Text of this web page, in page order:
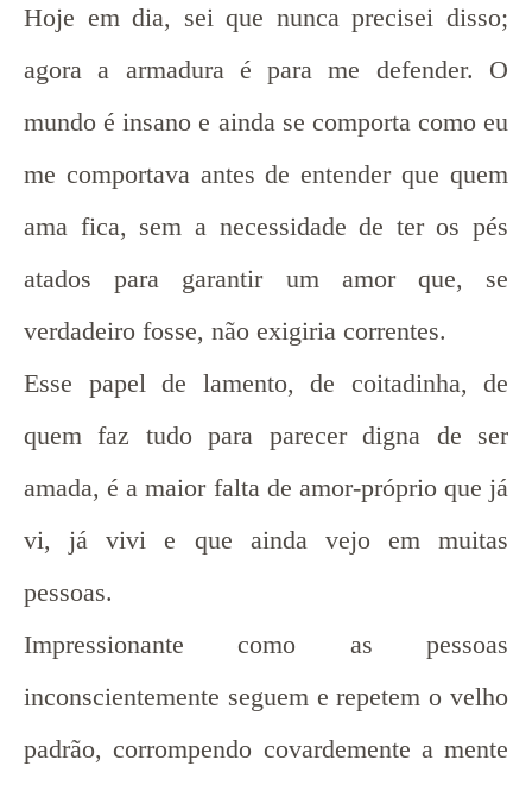
Hoje em dia, sei que nunca precisei disso;
agora a armadura é para me defender. O
mundo é insano e ainda se comporta como eu
me comportava antes de entender que quem
ama fica, sem a necessidade de ter os pés
atados para garantir um amor que, se
verdadeiro fosse, não exigiria correntes.
Esse papel de lamento, de coitadinha, de
quem faz tudo para parecer digna de ser
amada, é a maior falta de amor-próprio que já
vi, já vivi e que ainda vejo em muitas
pessoas.
Impressionante como as pessoas
inconscientemente seguem e repetem o velho
padrão, corrompendo covardemente a mente